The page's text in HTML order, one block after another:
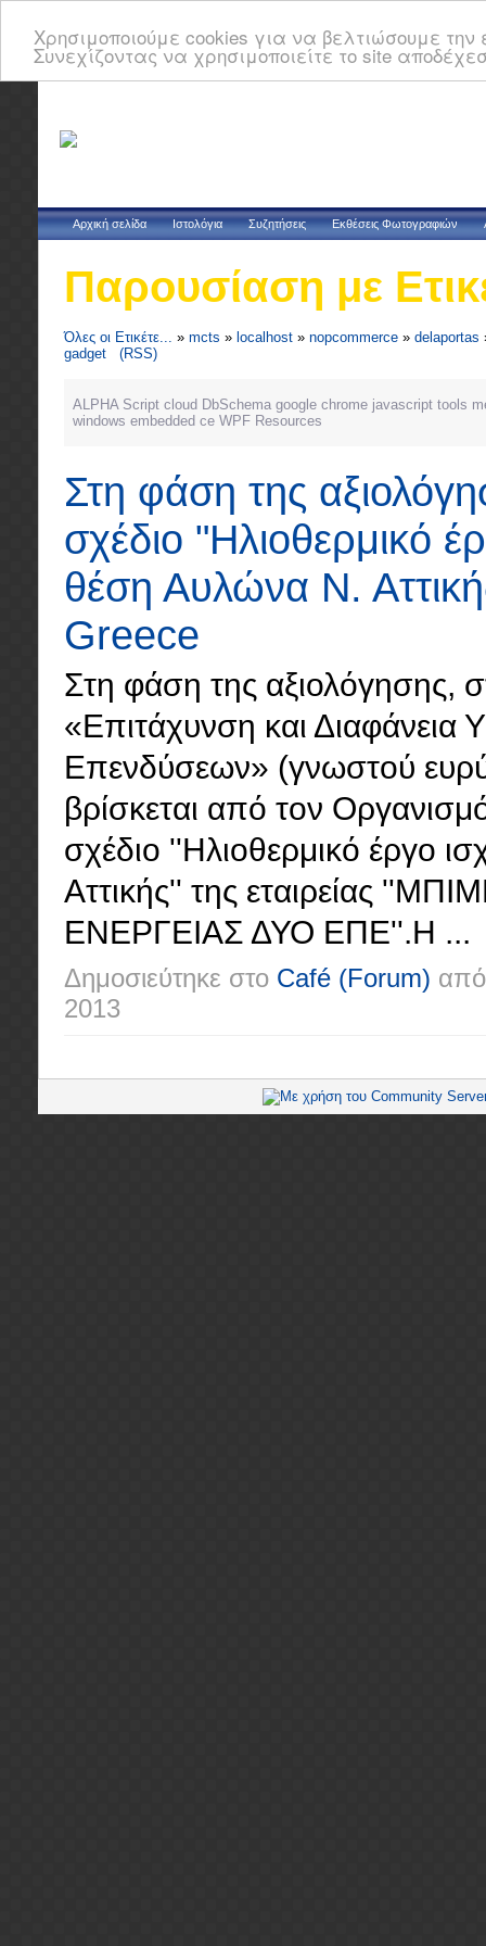
Χρησιμοποιούμε cookies για να βελτιώσουμε
Συνεχίζοντας να χρησιμοποιείτε το site
Αρχική σελίδα Ιστολόγια Συζητήσεις Εκθέσεις Φωτογραφιών
Παρουσίαση με
Όλες οι Ετικέτε... » mcts » localhost » nopcommerce » delaportas
gadget
(RSS)
ALPHA Script cloud DbSchema google chrome javascript tools
windows embedded ce WPF Resources
Στη φάση της
σχέδιο "Ηλιοθερμικό
θέση Αυλώνα Ν.
Greece
Στη φάση της αξιολόγησης,
«Επιτάχυνση και Διαφάνεια
Επενδύσεων» (γνωστού
βρίσκεται από τον
σχέδιο ''Ηλιοθερμικό έργο
Αττικής'' της εταιρείας
ΕΝΕΡΓΕΙΑΣ ΔΥΟ ΕΠΕ''.Η ...
Δημοσιεύτηκε στο Café (Forum)
2013